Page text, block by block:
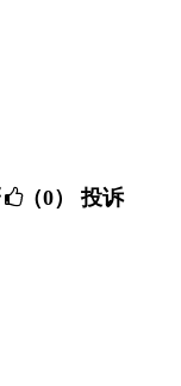
（0） 投诉